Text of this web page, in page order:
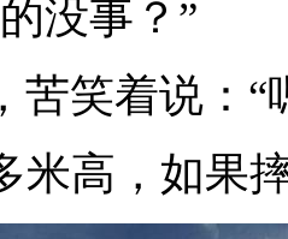
没事？”
苦笑着说：“
米高，如果